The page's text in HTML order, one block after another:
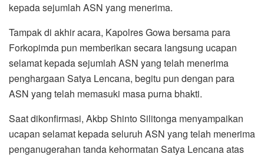
kepada sejumlah ASN yang menerima.
Tampak di akhir acara, Kapolres Gowa bersama para
Forkopimda pun memberikan secara langsung ucapan
selamat kepada sejumlah ASN yang telah menerima
penghargaan Satya Lencana, begitu pun dengan para
ASN yang telah memasuki masa purna bhakti.
Saat dikonfirmasi, Akbp Shinto Silitonga menyampaikan
ucapan selamat kepada seluruh ASN yang telah menerima
penganugerahan tanda kehormatan Satya Lencana atas